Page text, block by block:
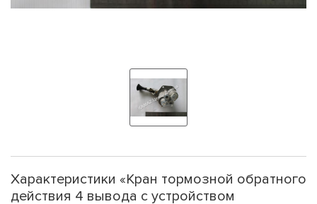
Характеристики «Кран тормозной обратного
действия 4 вывода с устройством